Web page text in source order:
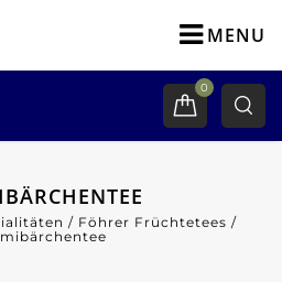
MENU
0
/ Föhrer Früchtetees /